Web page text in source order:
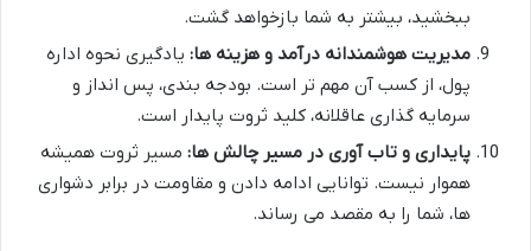
ببخشید، بیشتر به شما بازخواهد گشت.
مدیریت هوشمندانه درآمد و هزینه ها: یادگیری نحوه اداره
پول، از کسب آن مهم تر است. بودجه بندی، پس انداز و
سرمایه گذاری عاقلانه، کلید ثروت پایدار است.
پایداری و تاب آوری در مسیر چالش ها: مسیر ثروت همیشه
هموار نیست. توانایی ادامه دادن و مقاومت در برابر دشواری
ها، شما را به مقصد می رساند.